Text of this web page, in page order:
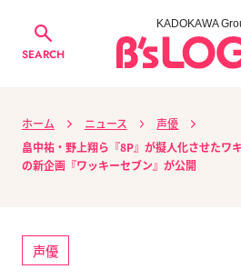
SEARCH
KADOKAWA
ホーム ニュース
声優
畠中祐・野上翔ら『8P』が擬人化させた
の新企画『ワッキーセブン』が公開
声優